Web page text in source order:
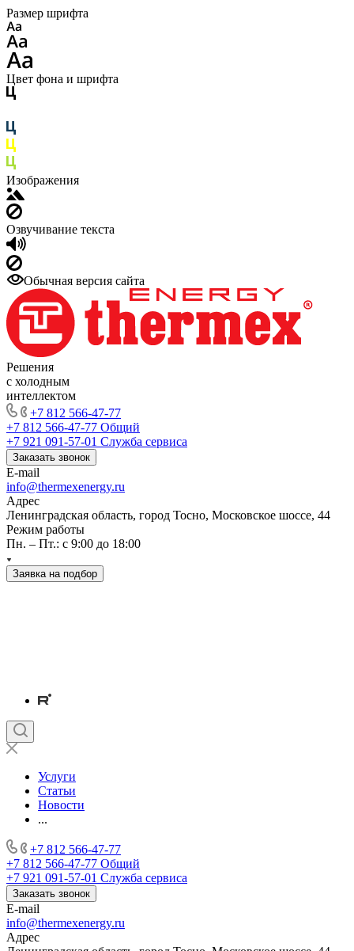
Размер шрифта
Цвет фона и шрифта
Изображения
Озвучивание текста
Обычная версия сайта
Решения
с холодным
интеллектом
+7 812 566-47-77
+7 812 566-47-77 Общий
+7 921 091-57-01 Служба сервиса
Заказать звонок
E-mail
info@thermexenergy.ru
Адрес
Ленинградская область, город Тосно, Московское шоссе, 44
Режим работы
Пн. – Пт.: с 9:00 до 18:00
Заявка на подбор
Услуги
Статьи
Новости
...
+7 812 566-47-77
+7 812 566-47-77 Общий
+7 921 091-57-01 Служба сервиса
Заказать звонок
E-mail
info@thermexenergy.ru
Адрес